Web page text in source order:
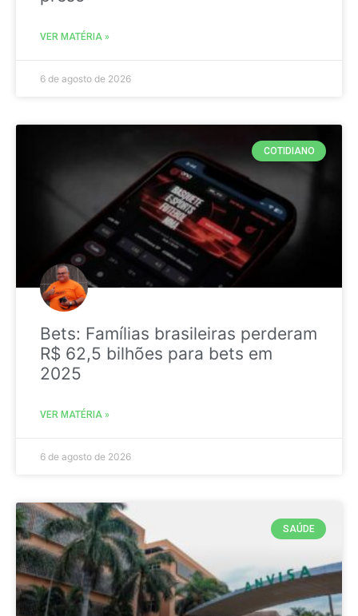
VER MATÉRIA »
6 de agosto de 2026
COTIDIANO
Bets: Famílias brasileiras perderam
R$ 62,5 bilhões para bets em
2025
VER MATÉRIA »
6 de agosto de 2026
SAÚDE